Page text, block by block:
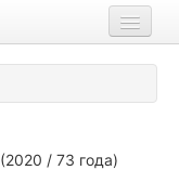
(2020 / 73 года)